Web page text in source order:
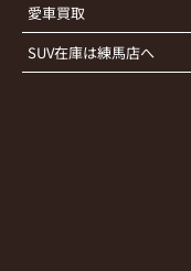
愛車買取
SUV在庫は練馬店へ